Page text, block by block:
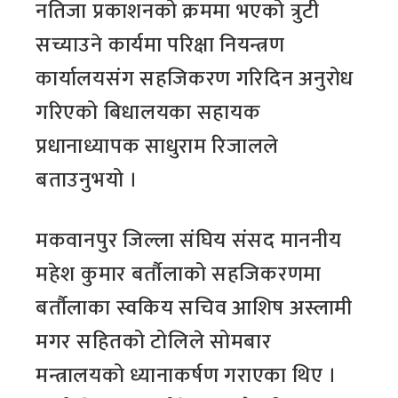
नतिजा प्रकाशनको क्रममा भएको त्रुटी
सच्याउने कार्यमा परिक्षा नियन्त्रण
कार्यालयसंग सहजिकरण गरिदिन अनुरोध
गरिएको बिधालयका सहायक
प्रधानाध्यापक साधुराम रिजालले
बताउनुभयो ।
मकवानपुर जिल्ला संघिय संसद माननीय
महेश कुमार बर्तौलाको सहजिकरणमा
बर्तौलाका स्वकिय सचिव आशिष अस्लामी
मगर सहितको टोलिले सोमबार
मन्त्रालयको ध्यानाकर्षण गराएका थिए ।